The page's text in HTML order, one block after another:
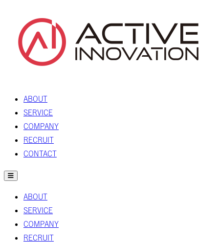
ABOUT
SERVICE
COMPANY
RECRUIT
CONTACT
ABOUT
SERVICE
COMPANY
RECRUIT